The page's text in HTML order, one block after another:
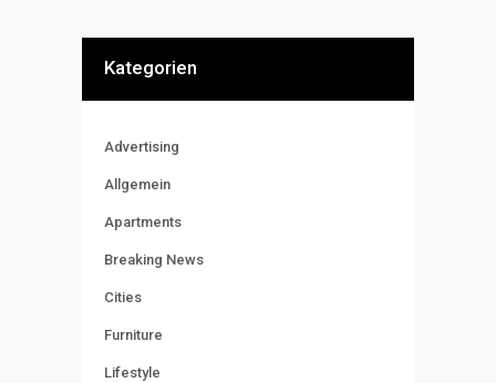
Kategorien
Advertising
Allgemein
Apartments
Breaking News
Cities
Furniture
Lifestyle